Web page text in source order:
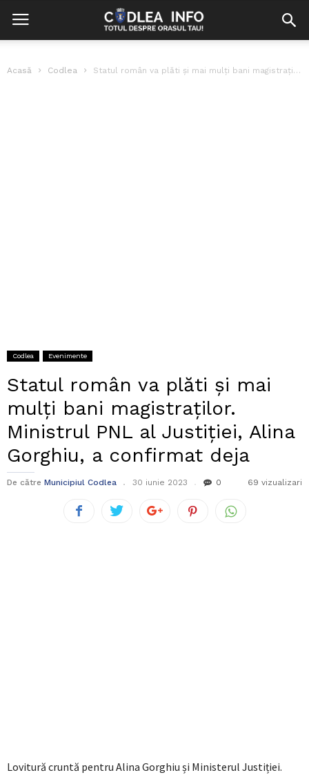
Acasă Codlea Statul român va plăti și mai mulți bani magistraților. Ministrul PNL al...
Codlea Evenimente
Statul român va plăti și mai
mulți bani magistraților.
Ministrul PNL al Justiției, Alina
Gorghiu, a confirmat deja
De către Municipiul Codlea 30 iunie 2023 0 69 vizualizari
Lovitură cruntă pentru Alina Gorghiu și Ministerul Justiției.